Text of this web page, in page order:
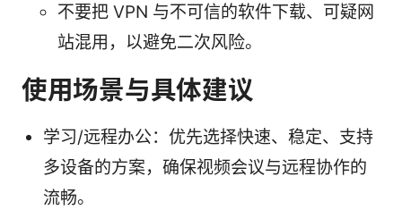
不要把 VPN 与不可信的软件下载、可疑网
站混用，以避免二次风险。
使用场景与具体建议
学习/远程办公：优先选择快速、稳定、支持
多设备的方案，确保视频会议与远程协作的
流畅。